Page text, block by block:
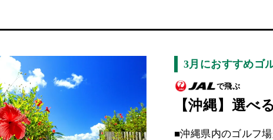
3月におすすめゴ
で飛ぶ
【沖縄】選べ
■沖縄県内のゴルフ